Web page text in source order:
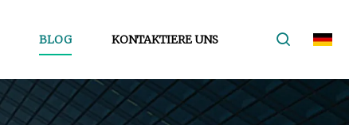
BLOG KONTAKTIERE UNS